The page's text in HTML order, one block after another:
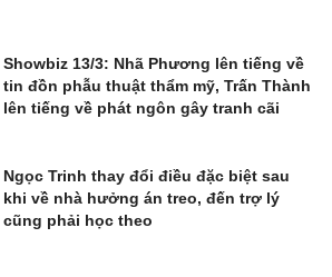
Showbiz 13/3: Nhã Phương lên tiếng về
tin đồn phẫu thuật thẩm mỹ, Trấn Thành
lên tiếng về phát ngôn gây tranh cãi
Ngọc Trinh thay đổi điều đặc biệt sau
khi về nhà hưởng án treo, đến trợ lý
cũng phải học theo